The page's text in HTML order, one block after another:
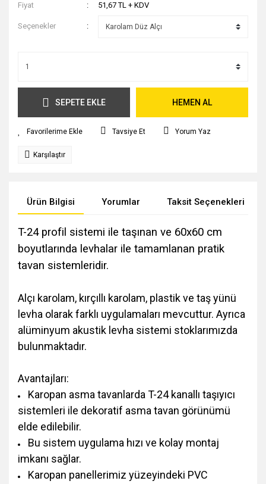
Fiyat
51,67 TL + KDV
Seçenekler
SEPETE EKLE HEMEN AL
Tavsiye Et Yorum Yaz
Karşılaştır
Ürün Bilgisi Yorumlar Taksit Seçenekleri
T-24 profil sistemi ile taşınan ve 60x60 cm
boyutlarında levhalar ile tamamlanan pratik
tavan sistemleridir.
Alçı karolam, kırçıllı karolam, plastik ve taş yünü
levha olarak farklı uygulamaları mevcuttur. Ayrıca
alüminyum akustik levha sistemi stoklarımızda
bulunmaktadır.
Avantajları:
Karopan asma tavanlarda T-24 kanallı taşıyıcı
sistemleri ile dekoratif asma tavan görünümü
elde edilebilir.
Bu sistem uygulama hızı ve kolay montaj
imkanı sağlar.
Karopan panellerimiz yüzeyindeki PVC